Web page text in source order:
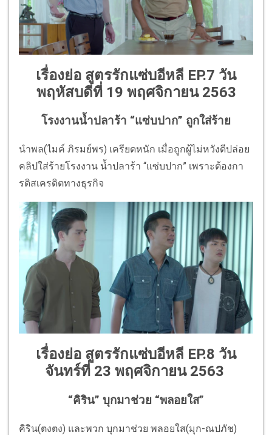
เรื่องย่อ สูตรรักแซ่บอีหลี EP.7 วัน
พฤหัสบดีที่ 19 พฤศจิกายน 2563
โรงงานน้ำปลาร้า “แซ่บปาก” ถูกใส่ร้าย
นำพล(ไมค์ ภิรมย์พร) เครียดหนัก เมื่อถูกผู้ไม่หวังดีปล่อย
คลิปใส่ร้ายโรงงาน น้ำปลาร้า “แซ่บปาก” เพราะต้องกา
รดิสเครดิตทางธุรกิจ
เรื่องย่อ สูตรรักแซ่บอีหลี EP.8 วัน
จันทร์ที่ 23 พฤศจิกายน 2563
“คิริน” บุกมาช่วย “พลอยใส”
คิริน(ตงตง) และพวก บุกมาช่วย พลอยใส(มุก-ณปภัช)